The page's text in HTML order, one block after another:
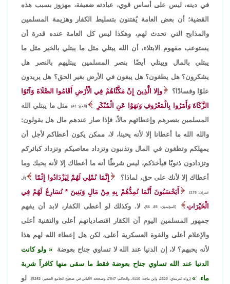
في دينه، ليس على أساس قوي، عبادته ضعيفة، مهزوز بسبب هذه
القضية؛ أن بعض العامة يُفتنون بتسليط الكفار وهزيمة المسلمين
والمذابح التي تحدث لهم، وهكذا ليس كل العامة عنده قدرة أن
يستوعب مفهوم الابتلاء، أن الله يبتلي مثل ما يبتلي بالخير مثل ما
يبتلي بالمال ويبتلي أيضًا بنصر المسلمين يبتليهم بالنصر هل
يشكرون؟ هل يطغون؟ هل يبغون في الأرض بغير الحق؟ هل يريدون
علوًا وفسادًا؟
وإلا الَّذِينَ إِنْ مَكَّنَّاهُمْ فِي الْأَرْضِ أَقَامُوا الصَّلَاةَ وَآتَوُا
الزَّكَاةَ وَأَمَرُوا بِالْمَعْرُوفِ وَنَهَوْا عَنِ الْمُنْكَرِ
[الحج: 41]،
مثل ما يبتلي الله
المسلمين بنصرهم وإعطائهم مالاً، فإذا صار عندهم مال هل يقولون:
والله الله ما أعطانا إلا لأنه يحبنا، لا، ممكن يكون أعطاكم لأجل أن
يمهلكم وتطغون في المال وتذنبون وتزداد معاصيكم وتزداد كبائركم
وتزدادون ذنوبًا فيأخذكم، ليس شرطًا أنه ما أعطاك إلا لأنه يحبك وما
أعطاك إلا لأنك على حق، لماذا؟
إِنَّمَا نُمْلِي لَهُمْ لِيَزْدَادُوا إِثْمًا [آل
عمران: 178]،
أَيَحْسَبُونَ أَنَّمَا نُمِدُّهُمْ بِهِ مِنْ مَالٍ وَبَنِينَ * نُسَارِعُ لَهُمْ فِي
الْخَيْرَاتِ
[المؤمنون: 55، 56]،
لا. وكذلك لو أعطى الكفار، لابد أن يفهم
جمهور المسلمين اليوم أن الكفار اقتصادياتهم أعلى والتقنية أعلى
والإعلام أعلى والقوة العسكرية أعلى، لكن هل إعطاء الله لهم هذا
لأنه يحبهم؟ لا، إن الدنيا عند الله لا تساوي جناح بعوضة
ولو كانت
الدنيا عند الله تساوي جناح بعوضة فقط ما سقى منها كافراً شربة
ماء
[رواه الترمذي: 2320، وابن ماجة: 4110، والحاكم: 7847، وصححه الألباني في صحيح الجامع الصغير: 5292].
لو